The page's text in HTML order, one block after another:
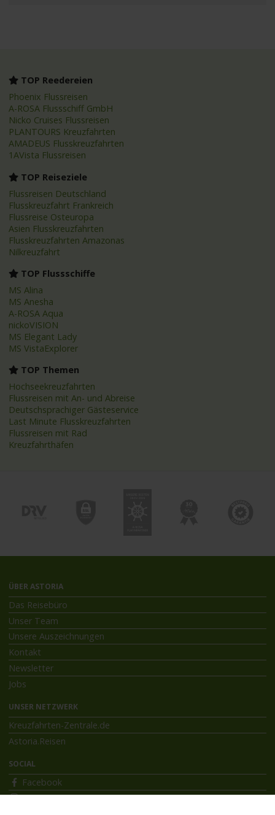
TOP Reedereien
Phoenix Flussreisen
A-ROSA Flussschiff GmbH
Nicko Cruises Flussreisen
PLANTOURS Kreuzfahrten
AMADEUS Flusskreuzfahrten
1AVista Flussreisen
TOP Reiseziele
Flussreisen Deutschland
Flusskreuzfahrt Frankreich
Flussreise Osteuropa
Asien Flusskreuzfahrten
Flusskreuzfahrten Amazonas
Nilkreuzfahrt
TOP Flussschiffe
MS Alina
MS Anesha
A-ROSA Aqua
nickoVISION
MS Elegant Lady
MS VistaExplorer
TOP Themen
Hochseekreuzfahrten
Flussreisen mit An- und Abreise
Deutschsprachiger Gästeservice
Last Minute Flusskreuzfahrten
Flussreisen mit Rad
Kreuzfahrthäfen
ÜBER ASTORIA
Das Reisebüro
Unser Team
Unsere Auszeichnungen
Kontakt
Newsletter
Jobs
UNSER NETZWERK
Kreuzfahrten-Zentrale.de
Astoria.Reisen
SOCIAL
Facebook
Instagram